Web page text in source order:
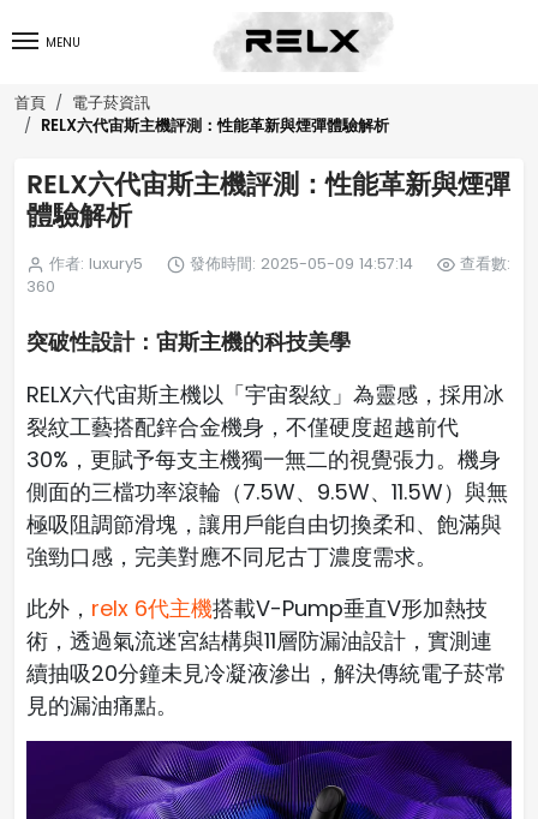
MENU
首頁 電子菸資訊
RELX六代宙斯主機評測：性能革新與煙彈體驗解析
RELX六代宙斯主機評測：性能革新與煙彈
體驗解析
作者: luxury5 發佈時間: 2025-05-09 14:57:14
查看數:
360
突破性設計：宙斯主機的科技美學
RELX六代宙斯主機以「宇宙裂紋」為靈感，採用冰
裂紋工藝搭配鋅合金機身，不僅硬度超越前代
30%，更賦予每支主機獨一無二的視覺張力。機身
側面的三檔功率滾輪（7.5W、9.5W、11.5W）與無
極吸阻調節滑塊，讓用戶能自由切換柔和、飽滿與
強勁口感，完美對應不同尼古丁濃度需求。
此外， relx 6代主機搭載V-Pump垂直V形加熱技
術，透過氣流迷宮結構與11層防漏油設計，實測連
續抽吸20分鐘未見冷凝液滲出，解決傳統電子菸常
見的漏油痛點。